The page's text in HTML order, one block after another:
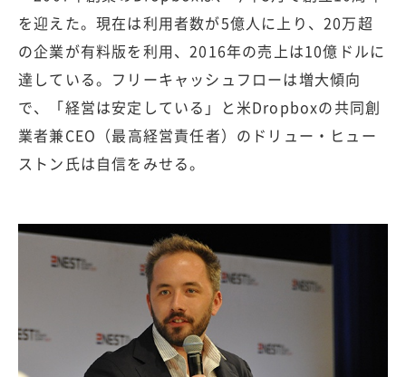
を迎えた。現在は利用者数が5億人に上り、20万超
の企業が有料版を利用、2016年の売上は10億ドルに
達している。フリーキャッシュフローは増大傾向
で、「経営は安定している」と米Dropboxの共同創
業者兼CEO（最高経営責任者）のドリュー・ヒュー
ストン氏は自信をみせる。